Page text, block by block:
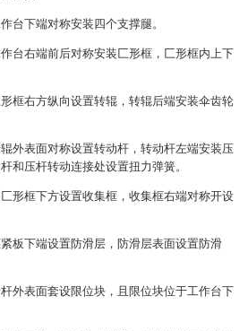
台下端对称安装四个支撑腿。
台右端前后对称安装匚形框，匚形框内上下
框右方纵向设置转辊，转辊后端安装伞齿轮
外表面对称设置转动杆，转动杆左端安装压
和压杆转动连接处设置扭力弹簧。
形框下方设置收集框，收集框右端对称开设
板下端设置防滑层，防滑层表面设置防滑
外表面套设限位块，且限位块位于工作台下